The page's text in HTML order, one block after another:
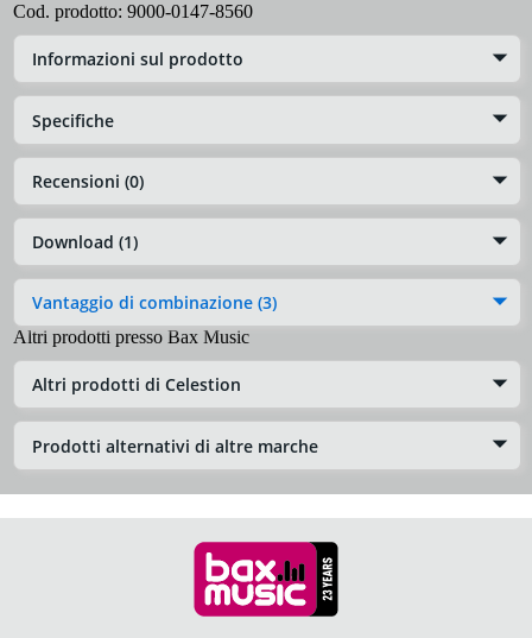
Cod. prodotto: 9000-0147-8560
Informazioni sul prodotto
Specifiche
Recensioni (0)
Download (1)
Vantaggio di combinazione (3)
Altri prodotti presso Bax Music
Altri prodotti di Celestion
Prodotti alternativi di altre marche